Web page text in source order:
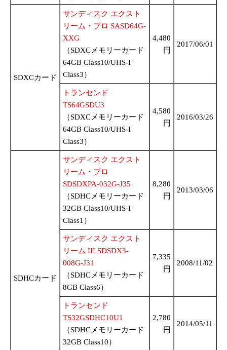
SDXCカード
サンディスク エクスト
リーム・プロ SASD64G-
XXG
（SDXCメモリーカード
64GB Class10/UHS-I
Class3）
4,480
円
2017/06/01
トランセンド
TS64GSDU3
（SDXCメモリーカード
64GB Class10/UHS-I
Class3）
4,580
円
2016/03/26
SDHCカード
サンディスク エクスト
リーム・プロ
SDSDXPA-032G-J35
（SDHCメモリーカード
32GB Class10/UHS-I
Class1）
8,280
円
2013/03/06
サンディスク エクスト
リーム III SDSDX3-
008G-J31
（SDHCメモリーカード
8GB Class6）
7,335
円
2008/11/02
トランセンド
TS32GSDHC10U1
（SDHCメモリーカード
32GB Class10）
2,780
円
2014/05/11